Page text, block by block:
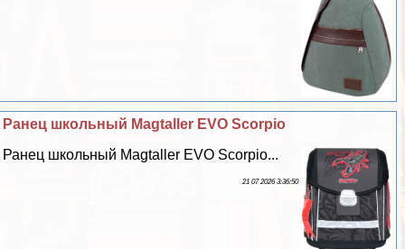
Ранец школьный Magtaller EVO Scorpio
Ранец школьный Magtaller EVO Scorpio...
21 07 2026 3:36:50